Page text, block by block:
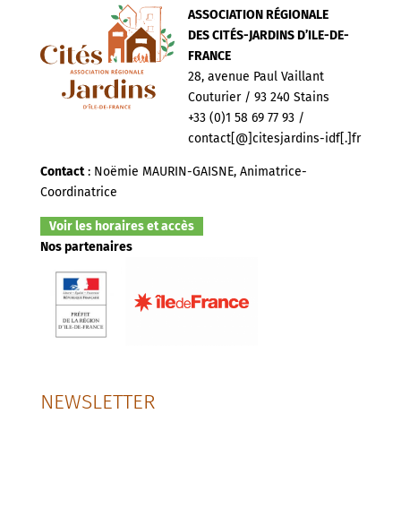
ASSOCIATION RÉGIONALE
DES CITÉS-JARDINS D’ILE-DE-
FRANCE
28, avenue Paul Vaillant
Couturier / 93 240 Stains
+33 (0)1 58 69 77 93 /
contact[@]citesjardins-idf[.]fr
Contact: Noëmie MAURIN-GAISNE, Animatrice-
Coordinatrice
Voir les horaires et accès
Nos partenaires
NEWSLETTER